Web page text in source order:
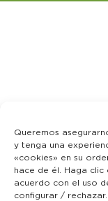
Queremos
y tenga una
«cookies» en su
hace de él. Haga
acuerdo con el uso
configurar / rechazar.